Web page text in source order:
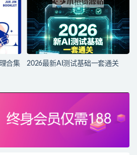
合集 2026最新AI测试基础一套通关